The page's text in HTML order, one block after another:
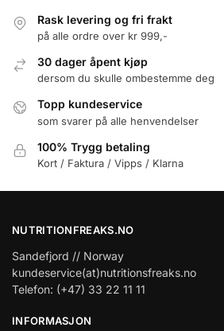
Rask levering og fri frakt
på alle ordre over kr 999,-
30 dager åpent kjøp
dersom du skulle ombestemme deg
Topp kundeservice
som svarer på alle henvendelser
100% Trygg betaling
Kort / Faktura / Vipps / Klarna
NUTRITIONFREAKS.NO
Sandefjord // Norway
kundeservice(at)nutritionsfreaks.no
Telefon: (+47) 33 22 11 11
INFORMASJON